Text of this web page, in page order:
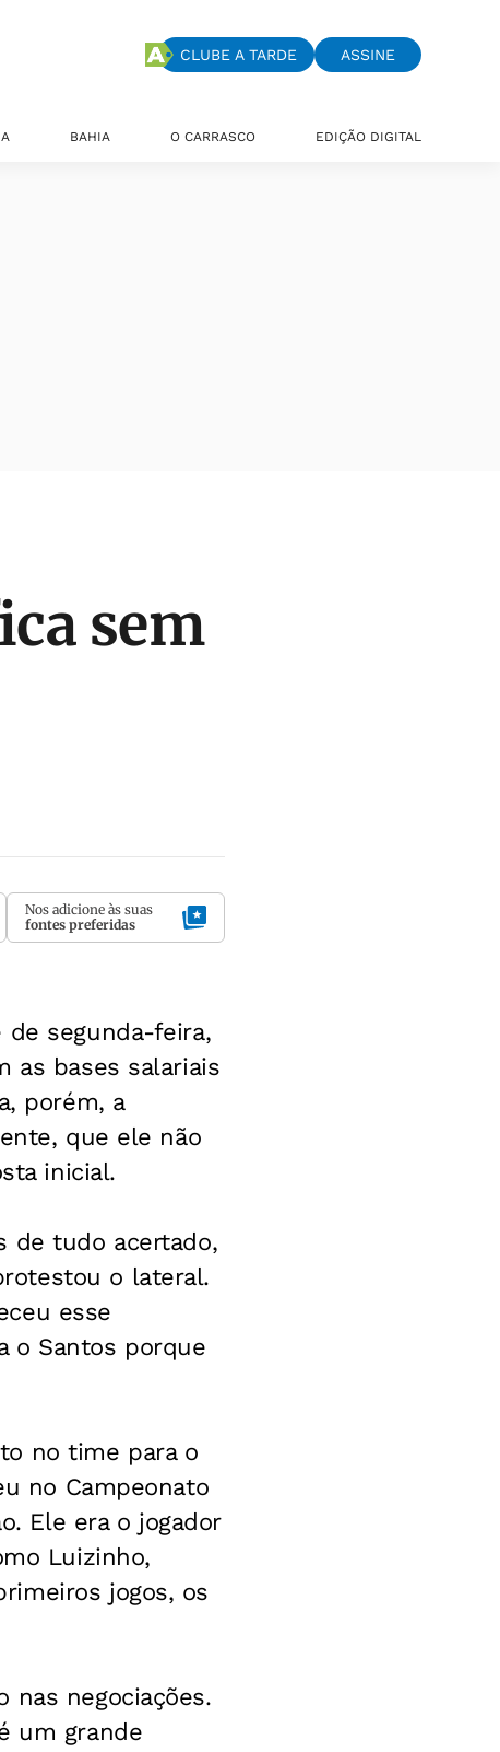
CLUBE A TARDE ASSINE
BAHIA O CARRASCO EDIÇÃO DIGITAL
sem
Nos adicione às suas
fontes preferidas
de segunda-feira,
as bases salariais
porém, a
que ele não
inicial.
de tudo acertado,
o lateral.
esse
o Santos porque
no time para o
no Campeonato
Ele era o jogador
Luizinho,
jogos, os
nas negociações.
um grande